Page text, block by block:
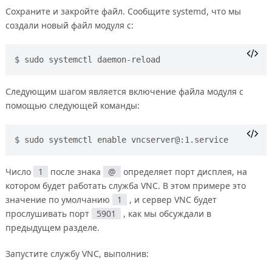
Сохраните и закройте файл. Сообщите systemd, что мы
создали новый файл модуля с:
sudo systemctl daemon-reload
Следующим шагом является включение файла модуля с
помощью следующей команды:
sudo systemctl enable vncserver@:1.service
Число 1 после знака @
определяет порт дисплея, на
котором будет работать служба VNC. В этом примере это
значение по умолчанию
1
, и сервер VNC будет
прослушивать порт
5901
, как мы обсуждали в
предыдущем разделе.
Запустите службу VNC, выполнив: